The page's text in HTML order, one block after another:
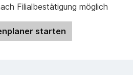
Filialbestätigung möglich
starten